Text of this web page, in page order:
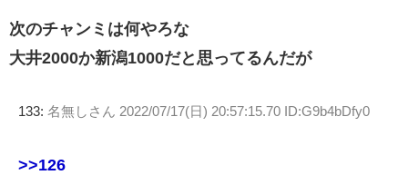
次のチャンミは何やろな
大井2000か新潟1000だと思ってるんだが
133: 名無しさん 2022/07/17(日) 20:57:15.70 ID:G9b4bDfy0
>>126